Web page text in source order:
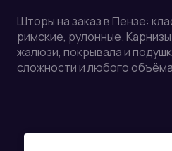
Шторы на заказ в Пензе:
римские, рулонные.
жалюзи, покрывала и
сложности и любого